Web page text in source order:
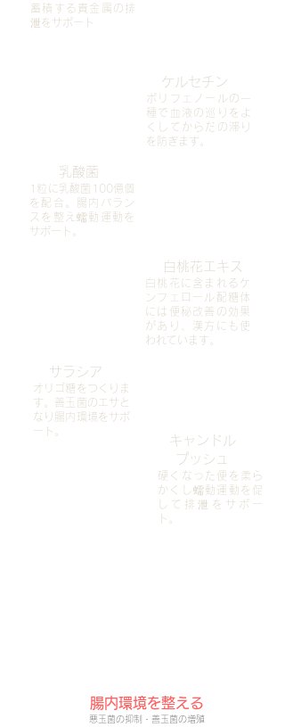
蓄積する貴金属の排
泄をサポート
ポリフェノールの一
種で血液の巡りをよ
くしてからだの滞り
を防ぎます。
ケルセチン
1粒に乳酸菌100億個
を配合。腸内バラン
スを整え蠕動運動を
サポート。
乳酸菌
白桃花エキス
白桃花に含まれるケ
ンフェロール配糖体
には便秘改善の効果
があり、漢方にも使
われています。
サラシア
オリゴ糖をつくりま
す。善玉菌のエサと
なり腸内環境をサポ
ート。
キャンドル
プッシュ
硬くなった便を柔ら
かくし蠕動運動を促
して排泄をサポー
ト。
腸内環境を整える
悪玉菌の抑制・善玉菌の増殖